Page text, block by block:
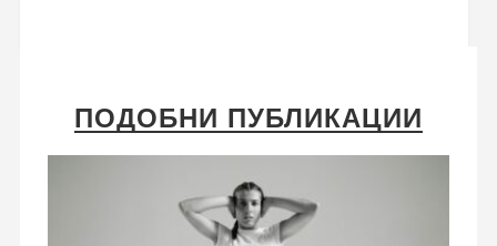
ПОДОБНИ ПУБЛИКАЦИИ